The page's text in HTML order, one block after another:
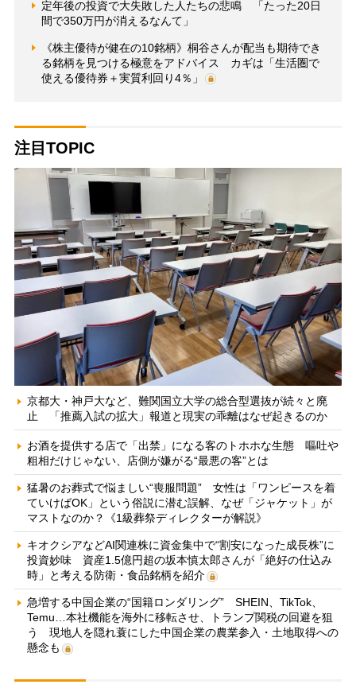
定年後の投資で大失敗した人たちの悲鳴 「たった20日
間で350万円が消えるなんて」
《株主優待が健在の10銘柄》桐谷さんが配当も期待でき
る銘柄を見つける極意をアドバイス カギは「生活圏で
使える優待券＋実質利回り4％」
注目TOPIC
京都大・神戸大など、難関国立大学の総合型選抜が続々と廃
止 「推薦入試の拡大」報道と現実の乖離はなぜ起きるのか
お酒を提供する店で「出禁」になる客のトホホな生態 嘔吐や
粗相だけじゃない、店側が嫌がる“最悪の客”とは
猛暑のお葬式で悩ましい“喪服問題” 女性は「ワンピースを着
ていけばOK」という俗説に潜む誤解、なぜ「ジャケット」が
マストなのか？《1級葬祭ディレクターが解説》
キオクシアなどAI関連株に資金集中で“割安になった成長株”に
投資妙味 資産1.5億円超の坂本慎太郎さんが「絶好の仕込み
時」と考える防衛・食品銘柄を紹介
急増する中国企業の“国籍ロンダリング” SHEIN、TikTok、
Temu…本社機能を海外に移転させ、トランプ関税の回避を狙
う 現地人を隠れ蓑にした中国企業の農業参入・土地取得への
懸念も